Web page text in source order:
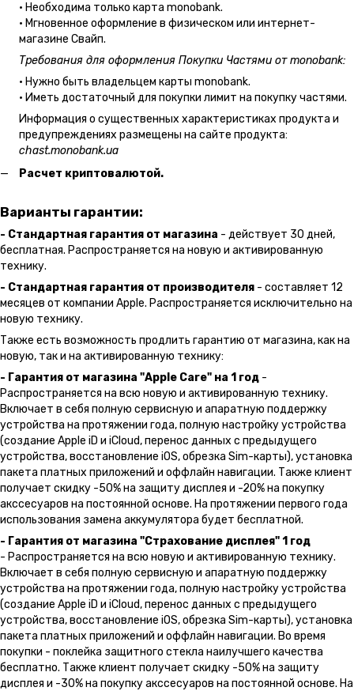
• Необходима только карта monobank.
• Мгновенное оформление в физическом или интернет-
магазине Cвайп.
Требования для оформления Покупки Частями от monobank:
• Нужно быть владельцем карты monobank.
• Иметь достаточный для покупки лимит на покупку частями.
Информация о существенных характеристиках продукта и
предупреждениях размещены на сайте продукта:
chast.monobank.ua
Расчет криптовалютой.
Варианты гарантии:
- Стандартная гарантия от магазина - действует 30 дней,
бесплатная. Распространяется на новую и активированную
технику.
- Стандартная гарантия от производителя - составляет 12
месяцев от компании Apple. Распространяется исключительно на
новую технику.
Также есть возможность продлить гарантию от магазина, как на
новую, так и на активированную технику:
- Гарантия от магазина "Apple Care" на 1 год -
Распространяется на всю новую и активированную технику.
Включает в себя полную сервисную и апаратную поддержку
устройства на протяжении года, полную настройку устройства
(создание Apple iD и iCloud, перенос данных с предыдущего
устройства, восстановление iOS, обрезка Sim-карты), установка
пакета платных приложений и оффлайн навигации. Также клиент
получает скидку -50% на защиту дисплея и -20% на покупку
акссесуаров на постоянной основе. На протяжении первого года
использования замена аккумулятора будет бесплатной.
- Гарантия от магазина "Страхование дисплея" 1 год
- Распространяется на всю новую и активированную технику.
Включает в себя полную сервисную и апаратную поддержку
устройства на протяжении года, полную настройку устройства
(создание Apple iD и iCloud, перенос данных с предыдущего
устройства, восстановление iOS, обрезка Sim-карты), установка
пакета платных приложений и оффлайн навигации. Во время
покупки - поклейка защитного стекла наилучшего качества
бесплатно. Также клиент получает скидку -50% на защиту
дисплея и -30% на покупку акссесуаров на постоянной основе. На